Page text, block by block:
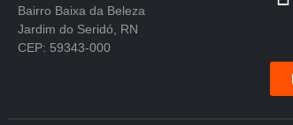
Bairro Baixa da Beleza
Jardim do Seridó, RN
CEP: 59343-000